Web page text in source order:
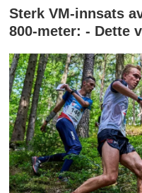
Sterk VM-innsats
800-meter: - Dette